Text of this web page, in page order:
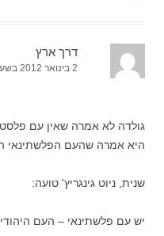
דרך ארץ
2 בינואר 2012 בשעה 8:41
גולדה לא אמרה שאין עם
היא אמרה שהעם הפלשתינאי
שנית, ניוט גינגריץ' טועה:
יש עם פלשתינאי – העם היהודי.